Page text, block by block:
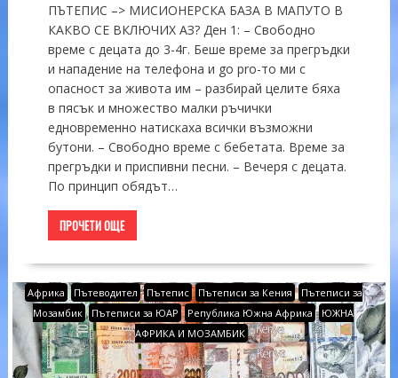
ПЪТЕПИС –> МИСИОНЕРСКА БАЗА В МАПУТО В
КАКВО СЕ ВКЛЮЧИХ АЗ? Ден 1: – Свободно
време с децата до 3-4г. Беше време за прегръдки
и нападение на телефона и go pro-то ми с
опасност за живота им – разбирай целите бяха
в пясък и множество малки ръчички
едновременно натискаха всички възможни
бутони. – Свободно време с бебетата. Време за
прегръдки и приспивни песни. – Вечеря с децата.
По принцип обядът…
ПРОЧЕТИ ОЩЕ
Африка Пътеводител Пътепис Пътеписи за Кения
Пътеписи за
Мозамбик
Пътеписи за ЮАР Република Южна Африка
ЮЖНА
АФРИКА И МОЗАМБИК